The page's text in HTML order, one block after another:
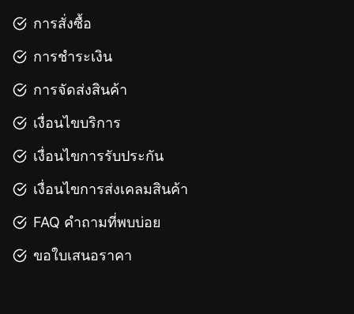
การสั่งซื้อ
การชำระเงิน
การจัดส่งสินค้า
เงื่อนไขบริการ
เงื่อนไขการรับประกัน
เงื่อนไขการส่งเคลมสินค้า
FAQ คำถามที่พบบ่อย
ขอใบเสนอราคา